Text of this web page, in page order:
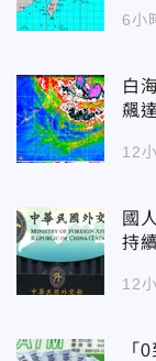
6小
白
飆
12
國
持
12
「